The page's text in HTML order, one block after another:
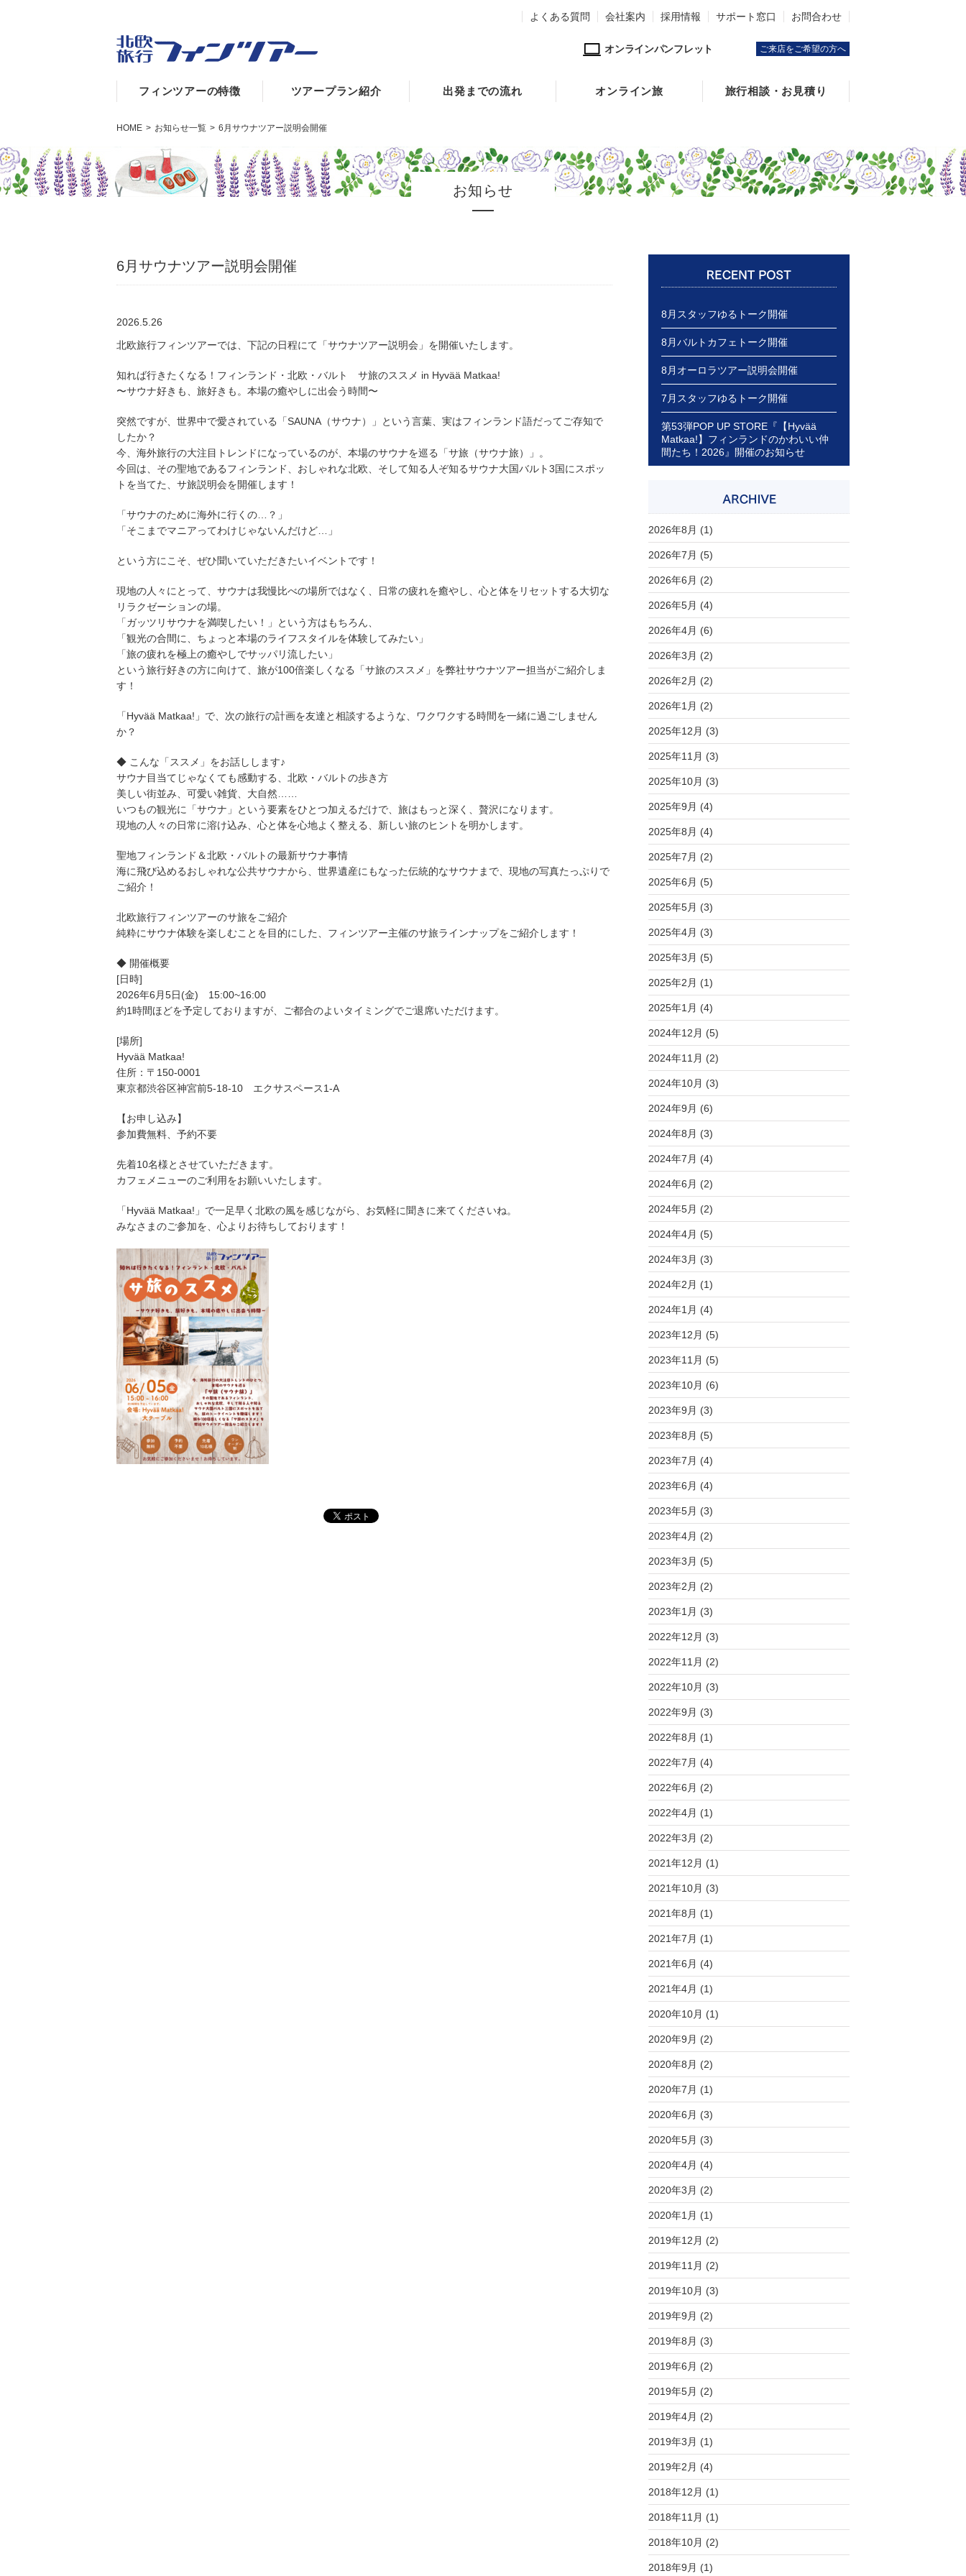
よくある質問 会社案内 採用情報 サポート窓口 お問合わせ
オンラインパンフレット ご来店をご希望の方へ
フィンツアーの特徴 ツアープラン紹介 出発までの流れ オンライン旅 旅行相談・お見積り
HOME > お知らせ一覧 > 6月サウナツアー説明会開催
お知らせ
6月サウナツアー説明会開催
2026.5.26
北欧旅行フィンツアーでは、下記の日程にて「サウナツアー説明会」を開催いたします。
知れば行きたくなる！フィンランド・北欧・バルト サ旅のススメ in Hyvää Matkaa!
〜サウナ好きも、旅好きも。本場の癒やしに出会う時間〜
突然ですが、世界中で愛されている「SAUNA（サウナ）」という言葉、実はフィンランド語だってご存知で
したか？
今、海外旅行の大注目トレンドになっているのが、本場のサウナを巡る「サ旅（サウナ旅）」。
今回は、その聖地であるフィンランド、おしゃれな北欧、そして知る人ぞ知るサウナ大国バルト3国にスポッ
トを当てた、サ旅説明会を開催します！
「サウナのために海外に行くの…？」
「そこまでマニアってわけじゃないんだけど…」
という方にこそ、ぜひ聞いていただきたいイベントです！
現地の人々にとって、サウナは我慢比べの場所ではなく、日常の疲れを癒やし、心と体をリセットする大切な
リラクゼーションの場。
「ガッツリサウナを満喫したい！」という方はもちろん、
「観光の合間に、ちょっと本場のライフスタイルを体験してみたい」
「旅の疲れを極上の癒やしでサッパリ流したい」
という旅行好きの方に向けて、旅が100倍楽しくなる「サ旅のススメ」を弊社サウナツアー担当がご紹介しま
す！
「Hyvää Matkaa!」で、次の旅行の計画を友達と相談するような、ワクワクする時間を一緒に過ごしません
か？
◆ こんな「ススメ」をお話しします♪
サウナ目当てじゃなくても感動する、北欧・バルトの歩き方
美しい街並み、可愛い雑貨、大自然……
いつもの観光に「サウナ」という要素をひとつ加えるだけで、旅はもっと深く、贅沢になります。
現地の人々の日常に溶け込み、心と体を心地よく整える、新しい旅のヒントを明かします。
聖地フィンランド＆北欧・バルトの最新サウナ事情
海に飛び込めるおしゃれな公共サウナから、世界遺産にもなった伝統的なサウナまで、現地の写真たっぷりで
ご紹介！
北欧旅行フィンツアーのサ旅をご紹介
純粋にサウナ体験を楽しむことを目的にした、フィンツアー主催のサ旅ラインナップをご紹介します！
◆ 開催概要
[日時]
2026年6月5日(金) 15:00~16:00
約1時間ほどを予定しておりますが、ご都合のよいタイミングでご退席いただけます。
[場所]
Hyvää Matkaa!
住所：〒150-0001
東京都渋谷区神宮前5-18-10 エクサスペース1-A
【お申し込み】
参加費無料、予約不要
先着10名様とさせていただきます。
カフェメニューのご利用をお願いいたします。
「Hyvää Matkaa!」で一足早く北欧の風を感じながら、お気軽に聞きに来てくださいね。
みなさまのご参加を、心よりお待ちしております！
8月スタッフゆるトーク開催
8月バルトカフェトーク開催
8月オーロラツアー説明会開催
7月スタッフゆるトーク開催
第53弾POP UP STORE『【Hyvää
Matkaa!】フィンランドのかわいい仲
間たち！2026』開催のお知らせ
2026年8月 (1)
2026年7月 (5)
2026年6月 (2)
2026年5月 (4)
2026年4月 (6)
2026年3月 (2)
2026年2月 (2)
2026年1月 (2)
2025年12月 (3)
2025年11月 (3)
2025年10月 (3)
2025年9月 (4)
2025年8月 (4)
2025年7月 (2)
2025年6月 (5)
2025年5月 (3)
2025年4月 (3)
2025年3月 (5)
2025年2月 (1)
2025年1月 (4)
2024年12月 (5)
2024年11月 (2)
2024年10月 (3)
2024年9月 (6)
2024年8月 (3)
2024年7月 (4)
2024年6月 (2)
2024年5月 (2)
2024年4月 (5)
2024年3月 (3)
2024年2月 (1)
2024年1月 (4)
2023年12月 (5)
2023年11月 (5)
2023年10月 (6)
2023年9月 (3)
2023年8月 (5)
2023年7月 (4)
2023年6月 (4)
2023年5月 (3)
2023年4月 (2)
2023年3月 (5)
2023年2月 (2)
2023年1月 (3)
2022年12月 (3)
2022年11月 (2)
2022年10月 (3)
2022年9月 (3)
2022年8月 (1)
2022年7月 (4)
2022年6月 (2)
2022年4月 (1)
2022年3月 (2)
2021年12月 (1)
2021年10月 (3)
2021年8月 (1)
2021年7月 (1)
2021年6月 (4)
2021年4月 (1)
2020年10月 (1)
2020年9月 (2)
2020年8月 (2)
2020年7月 (1)
2020年6月 (3)
2020年5月 (3)
2020年4月 (4)
2020年3月 (2)
2020年1月 (1)
2019年12月 (2)
2019年11月 (2)
2019年10月 (3)
2019年9月 (2)
2019年8月 (3)
2019年6月 (2)
2019年5月 (2)
2019年4月 (2)
2019年3月 (1)
2019年2月 (4)
2018年12月 (1)
2018年11月 (1)
2018年10月 (2)
2018年9月 (1)